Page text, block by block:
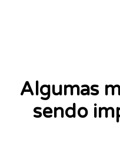
Algumas
sendo